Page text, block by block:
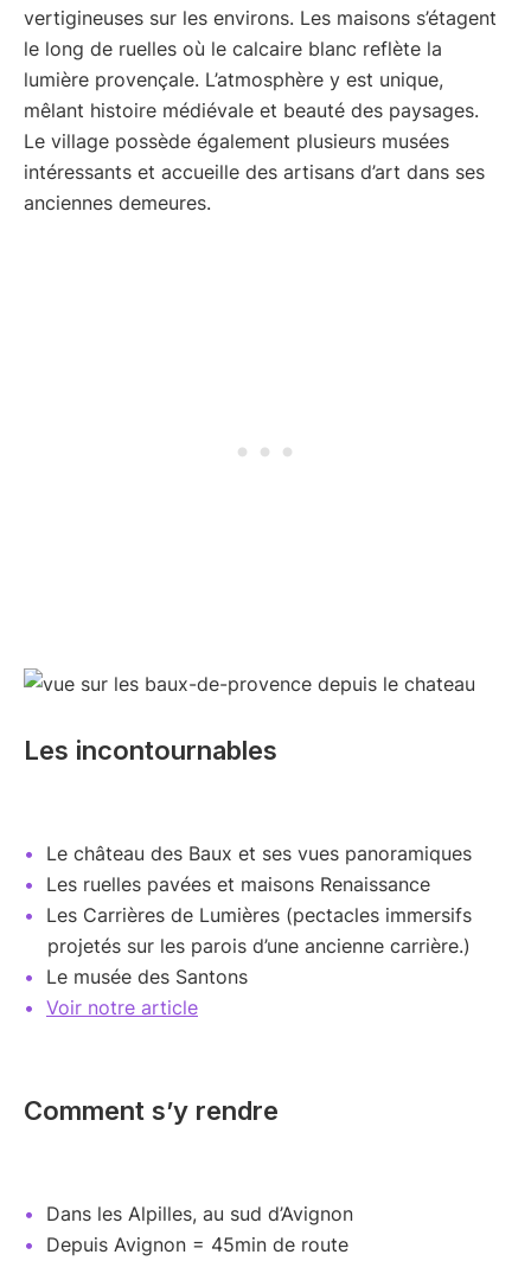
vertigineuses sur les environs. Les maisons s’étagent
le long de ruelles où le calcaire blanc reflète la
lumière provençale. L’atmosphère y est unique,
mêlant histoire médiévale et beauté des paysages.
Le village possède également plusieurs musées
intéressants et accueille des artisans d’art dans ses
anciennes demeures.
Les incontournables
Le château des Baux et ses vues panoramiques
Les ruelles pavées et maisons Renaissance
Les Carrières de Lumières (pectacles immersifs
projetés sur les parois d’une ancienne carrière.)
Le musée des Santons
Voir notre article
Comment s’y rendre
Dans les Alpilles, au sud d’Avignon
Depuis Avignon = 45min de route